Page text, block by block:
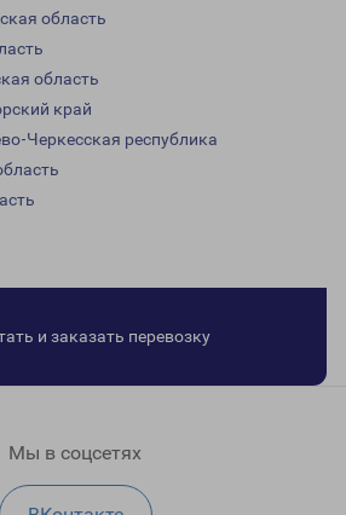
область
область
край
Черкесская республика
и заказать перевозку
Мы в соцсетях